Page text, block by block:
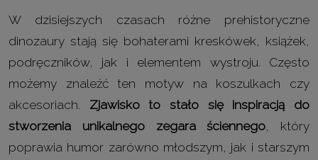
W dzisiejszych czasach różne prehistoryczne
dinozaury stają się bohaterami kreskówek, książek,
podręczników, jak i elementem wystroju. Często
możemy znaleźć ten motyw na koszulkach czy
akcesoriach. Zjawisko to stało się inspiracją do
stworzenia unikalnego zegara ściennego , który
poprawia humor zarówno młodszym, jak i starszym